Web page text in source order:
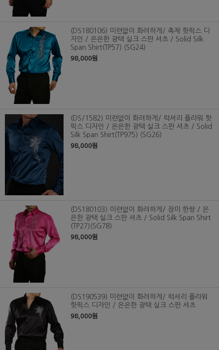
(DS180106) 미련없이 화려하게/ 축제 핫픽스 디
자인 / 은은한 광택 실크 스판 셔츠 / Solid Silk
Span Shirt(TP57) (SG24)
98,000원
(DS/1582) 미련없이 화려하게/ 럭셔리 플라워 핫
픽스 디자인 / 은은한 광택 실크 스판 셔츠 / Solid
Silk Span Shirt(TP975) (SG26)
98,000원
(DS180103) 미련없이 화려하게/ 장미 한쌍 / 은
은한 광택 실크 스판 셔츠 / Solid Silk Span Shirt
(TP27)(SG78)
98,000원
(DS190539) 미련없이 화려하게/ 럭셔리 플라워
핫픽스 디자인 / 은은한 광택 실크 스판 셔츠
98,000원